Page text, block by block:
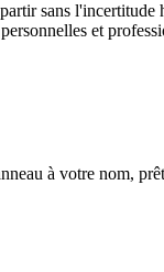
sans
et
à votre nom,